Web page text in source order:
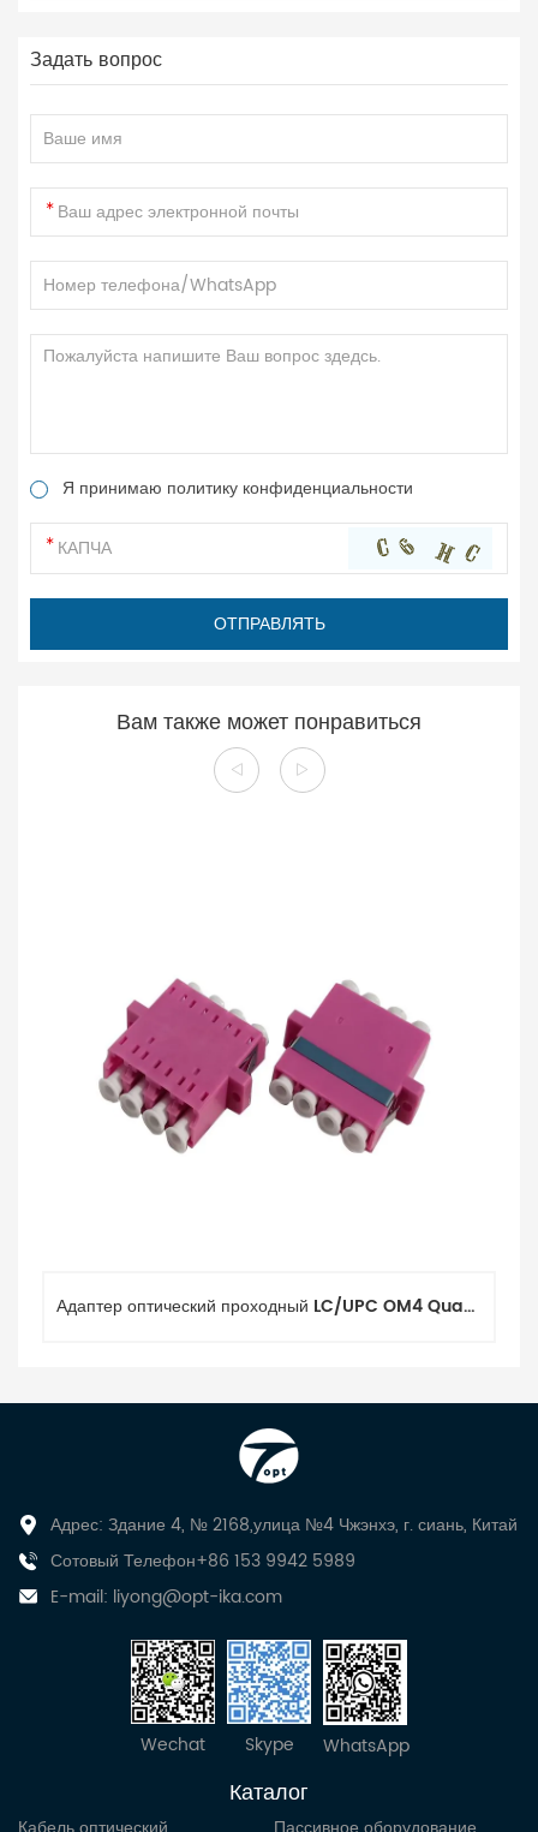
Задать вопрос
Я принимаю политику конфиденциальности
Вам также может понравиться
Адаптер оптический проходный LC/UPC OM4 Quadro
Адрес: Здание 4, № 2168,улица №4 Чжэнхэ, г. сиань, Китай
Сотовый Телефон+86 153 9942 5989
E-mail: liyong@opt-ika.com
Wechat Skype WhatsApp
Каталог